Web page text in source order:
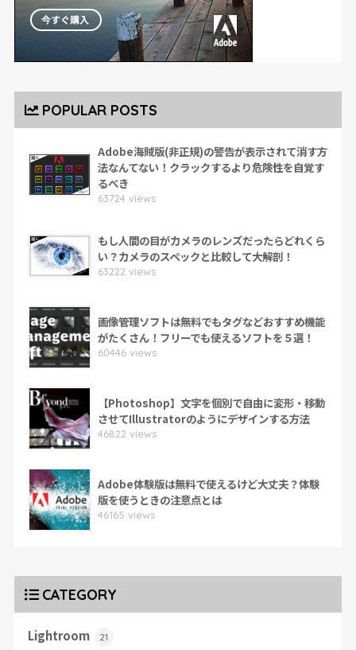
POPULAR POSTS
Adobe海賊版(非正規)の警告が表示されて消す方
法なんてない！クラックするより危険性を自覚す
るべき
63724 views
もし人間の目がカメラのレンズだったらどれくら
い？カメラのスペックと比較して大解剖！
63222 views
画像管理ソフトは無料でもタグなどおすすめ機能
がたくさん！フリーでも使えるソフトを５選！
60446 views
【Photoshop】文字を個別で自由に変形・移動
させてIllustratorのようにデザインする方法
46822 views
Adobe体験版は無料で使えるけど大丈夫？体験
版を使うときの注意点とは
46165 views
CATEGORY
Lightroom 21